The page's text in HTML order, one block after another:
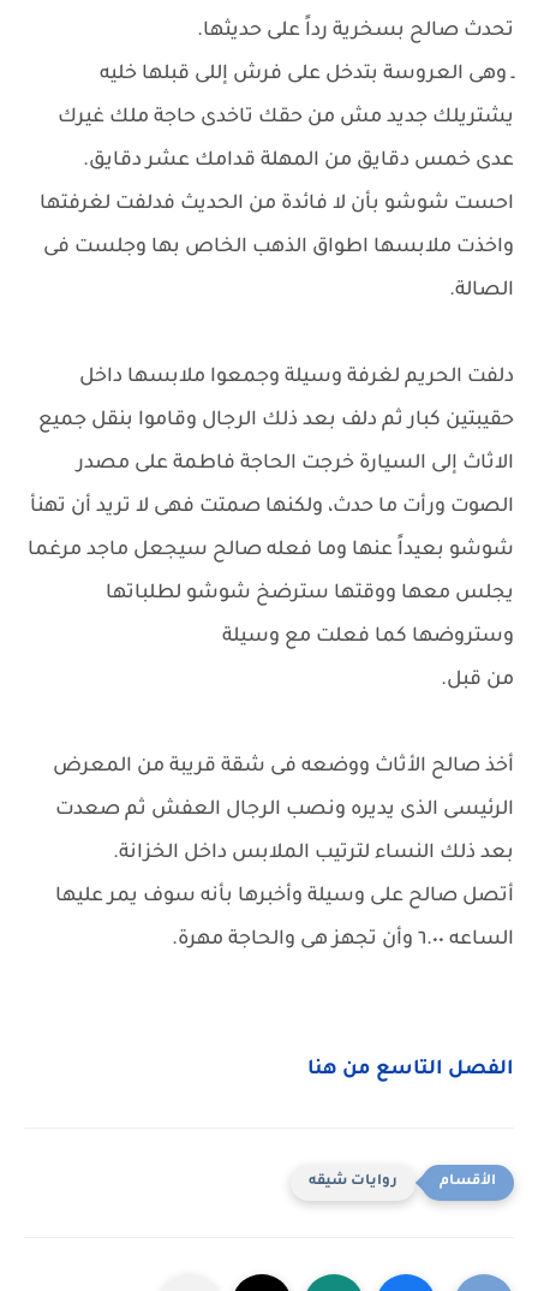
تحدث صالح بسخرية رداً على حديثها.
ـ وهى العروسة بتدخل على فرش إللى قبلها خليه
يشتريلك جديد مش من حقك تاخدى حاجة ملك غيرك
عدى خمس دقايق من المهلة قدامك عشر دقايق.
احست شوشو بأن لا فائدة من الحديث فدلفت لغرفتها
واخذت ملابسها اطواق الذهب الخاص بها وجلست فى
الصالة.
دلفت الحريم لغرفة وسيلة وجمعوا ملابسها داخل
حقيبتين كبار ثم دلف بعد ذلك الرجال وقاموا بنقل جميع
الاثاث إلى السيارة خرجت الحاجة فاطمة على مصدر
الصوت ورأت ما حدث، ولكنها صمتت فهى لا تريد أن تهنأ
شوشو بعيداً عنها وما فعله صالح سيجعل ماجد مرغما
يجلس معها ووقتها سترضخ شوشو لطلباتها
وستروضها كما فعلت مع وسيلة
من قبل.
أخذ صالح الأثاث ووضعه فى شقة قريبة من المعرض
الرئيسى الذى يديره ونصب الرجال العفش ثم صعدت
بعد ذلك النساء لترتيب الملابس داخل الخزانة.
أتصل صالح على وسيلة وأخبرها بأنه سوف يمر عليها
الساعه ٦.٠٠ وأن تجهز هى والحاجة مهرة.
الفصل التاسع من هنا
روايات شيقه